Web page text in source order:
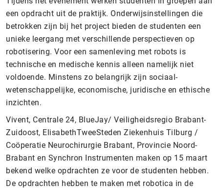
een opdracht uit de praktijk. Onderwijsinstellingen die
betrokken zijn bij het project bieden de studenten een
unieke leergang met verschillende perspectieven op
robotisering. Voor een samenleving met robots is
technische en medische kennis alleen namelijk niet
voldoende. Minstens zo belangrijk zijn sociaal-
wetenschappelijke, economische, juridische en ethische
inzichten.
Vivent, Centrale 24, BlueJay/ Veiligheidsregio Brabant-
Zuidoost, ElisabethTweeSteden Ziekenhuis Tilburg /
Coöperatie Neurochirurgie Brabant, Provincie Noord-
Brabant en Synchron Instrumenten maken op 15 maart
bekend welke opdrachten ze voor de studenten hebben.
De opdrachten hebben te maken met robotica in de